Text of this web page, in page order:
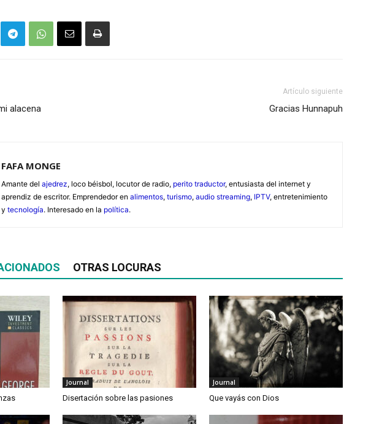
alacena
Artículo siguiente
Gracias Hunnapuh
FAFA MONGE
Amante del ajedrez, loco béisbol, locutor de radio, perito traductor, entusiasta del internet y
aprendiz de escritor. Emprendedor en alimentos, turismo, audio streaming, IPTV, entretenimiento
y tecnología. Interesado en la política.
OTRAS LOCURAS
Journal
Disertación sobre las pasiones
Journal
Que vayás con Dios